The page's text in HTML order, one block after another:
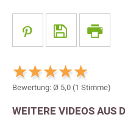
Bewertung: Ø 5,0 (1 Stimme)
WEITERE VIDEOS AUS